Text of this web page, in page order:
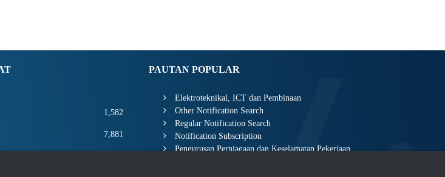
1,582
7,881
PAUTAN POPULAR
Elektroteknikal, ICT dan Pembinaan
Other Notification Search
Regular Notification Search
Notification Subscription
Pengurusan Perniagaan dan Keselamatan Pekerjaan